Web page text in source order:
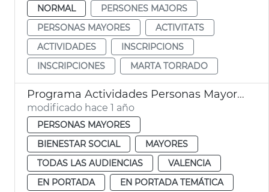
NORMAL
PERSONES MAJORS
PERSONAS MAYORES
ACTIVITATS
ACTIVIDADES
INSCRIPCIONS
INSCRIPCIONES
MARTA TORRADO
Programa Actividades Personas Mayores
modificado hace 1 año
PERSONAS MAYORES
BIENESTAR SOCIAL
MAYORES
TODAS LAS AUDIENCIAS
VALENCIA
EN PORTADA
EN PORTADA TEMÁTICA